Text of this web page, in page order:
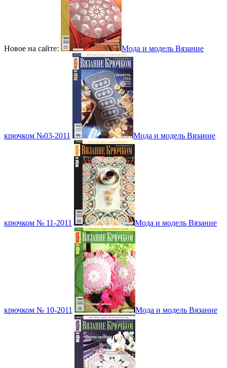
Новое на сайте: Мода и модель Вязание
крючком №03-2011 Мода и модель Вязание
крючком № 11-2011 Мода и модель Вязание
крючком № 10-2011 Мода и модель Вязание